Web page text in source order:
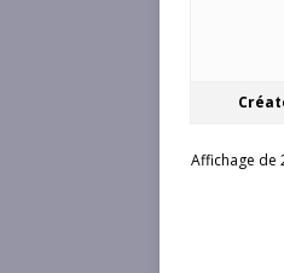
Affichage de